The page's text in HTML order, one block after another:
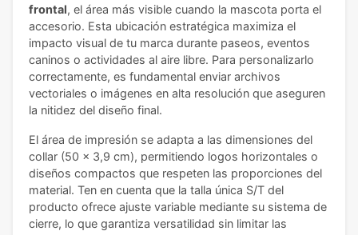
frontal, el área más visible cuando la mascota porta el
accesorio. Esta ubicación estratégica maximiza el
impacto visual de tu marca durante paseos, eventos
caninos o actividades al aire libre. Para personalizarlo
correctamente, es fundamental enviar archivos
vectoriales o imágenes en alta resolución que aseguren
la nitidez del diseño final.
El área de impresión se adapta a las dimensiones del
collar (50 x 3,9 cm), permitiendo logos horizontales o
diseños compactos que respeten las proporciones del
material. Ten en cuenta que la talla única S/T del
producto ofrece ajuste variable mediante su sistema de
cierre, lo que garantiza versatilidad sin limitar las